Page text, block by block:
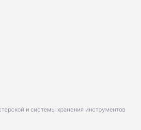
и системы хранения инструментов